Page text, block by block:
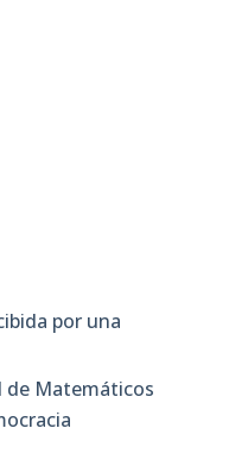
por una
de Matemáticos